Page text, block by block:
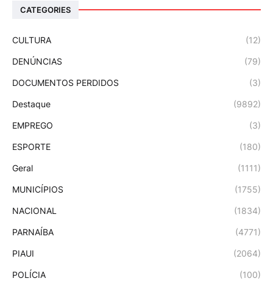
CATEGORIES
CULTURA (12)
DENÚNCIAS (79)
DOCUMENTOS PERDIDOS (3)
Destaque (9892)
EMPREGO (3)
ESPORTE (180)
Geral (1111)
MUNICÍPIOS (1755)
NACIONAL (1834)
PARNAÍBA (4771)
PIAUI (2064)
POLÍCIA (100)